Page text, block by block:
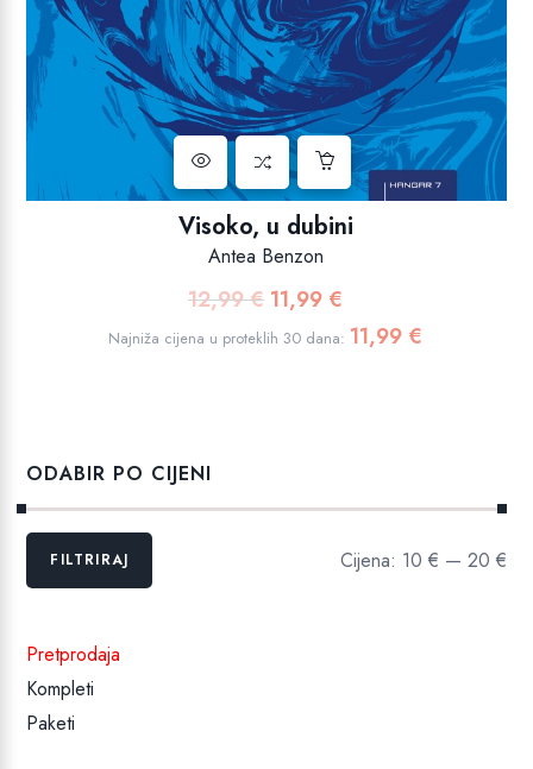
Visoko, u dubini
Antea Benzon
12,99€ Izvorna
cijena
11,99 €
cijena
Najniža cijena u proteklih 30 dana: 11,99 €
ODABIR PO CIJENI
Min
MaksFILTRIRAJ Cijena: 10 € — 20 €
Pretprodaja
Kompleti
Paketi